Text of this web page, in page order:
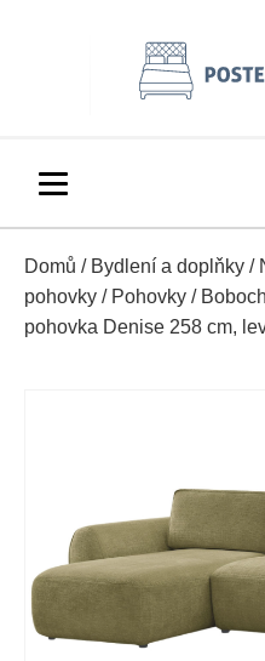
Domů / Bydlení a doplňky /
pohovky / Pohovky /
pohovka Denise 258 cm,